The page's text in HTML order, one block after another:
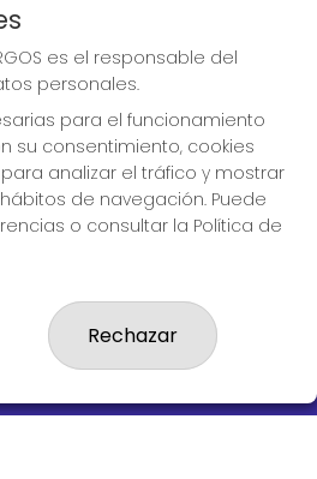
de
es el responsable del
personales.
para el funcionamiento
su consentimiento, cookies
analizar el tráfico y mostrar
de navegación. Puede
o consultar la Política de
Rechazar